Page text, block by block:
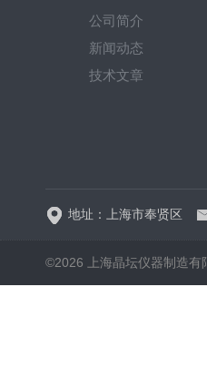
公司简介
新闻动态
技术文章
地址：上海市奉贤区
©2026 上海晶坛仪器制造